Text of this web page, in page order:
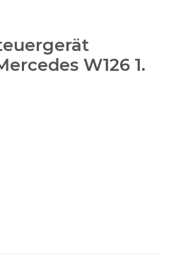
W126 1.